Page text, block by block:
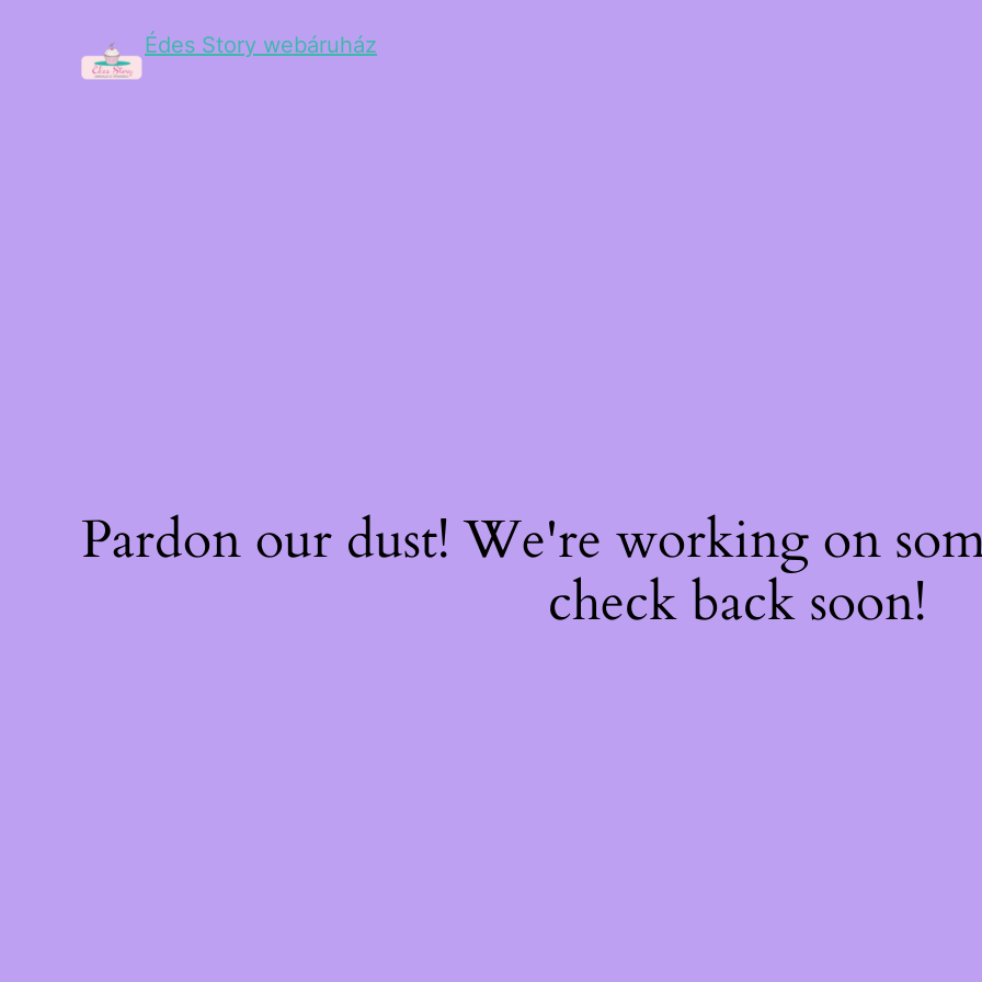
Édes Story webáruház
Pardon our dust! We're working on
check back soon!